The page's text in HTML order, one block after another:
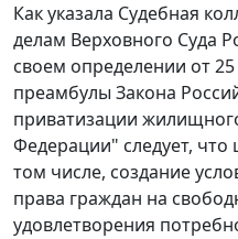
Как указала Судебная
делам Верховного Суда
своем определении от
преамбулы Закона
приватизации
Федерации" следует, что
том числе, создание
права граждан на
удовлетворения